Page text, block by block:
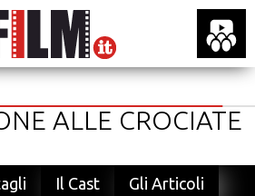
ALLE CROCIATE
Il Cast Gli Articoli